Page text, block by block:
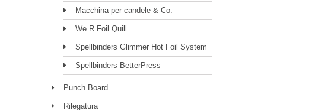
Macchina per candele & Co.
We R Foil Quill
Spellbinders Glimmer Hot Foil System
Spellbinders BetterPress
Punch Board
Rilegatura